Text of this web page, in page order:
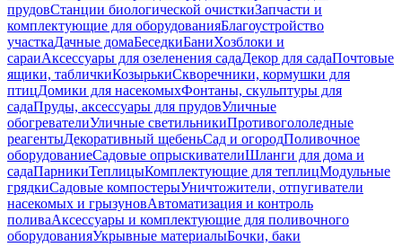
прудовСтанции биологической очисткиЗапчасти и
комплектующие для оборудованияБлагоустройство
участкаДачные домаБеседкиБаниХозблоки и
сараиАксессуары для озеленения садаДекор для садаПочтовые
ящики, табличкиКозырькиСкворечники, кормушки для
птицДомики для насекомыхФонтаны, скульптуры для
садаПруды, аксессуары для прудовУличные
обогревателиУличные светильникиПротивогололедные
реагентыДекоративный щебеньСад и огородПоливочное
оборудованиеСадовые опрыскивателиШланги для дома и
садаПарникиТеплицыКомплектующие для теплицМодульные
грядкиСадовые компостерыУничтожители, отпугиватели
насекомых и грызуновАвтоматизация и контроль
поливаАксессуары и комплектующие для поливочного
оборудованияУкрывные материалыБочки, баки